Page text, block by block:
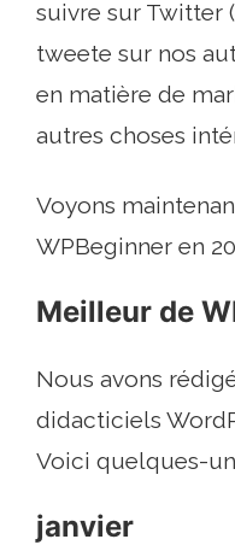
suivre sur Twitter
tweete sur nos
en matière de
autres choses
Voyons
WPBeginner en
Meilleur de
Nous avons
didacticiels
Voici quelques-
janvier